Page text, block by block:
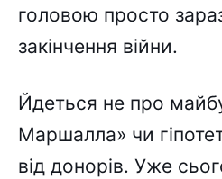
головою просто
закінчення війни.
Йдеться не про
Маршалла» чи
від донорів. Уже